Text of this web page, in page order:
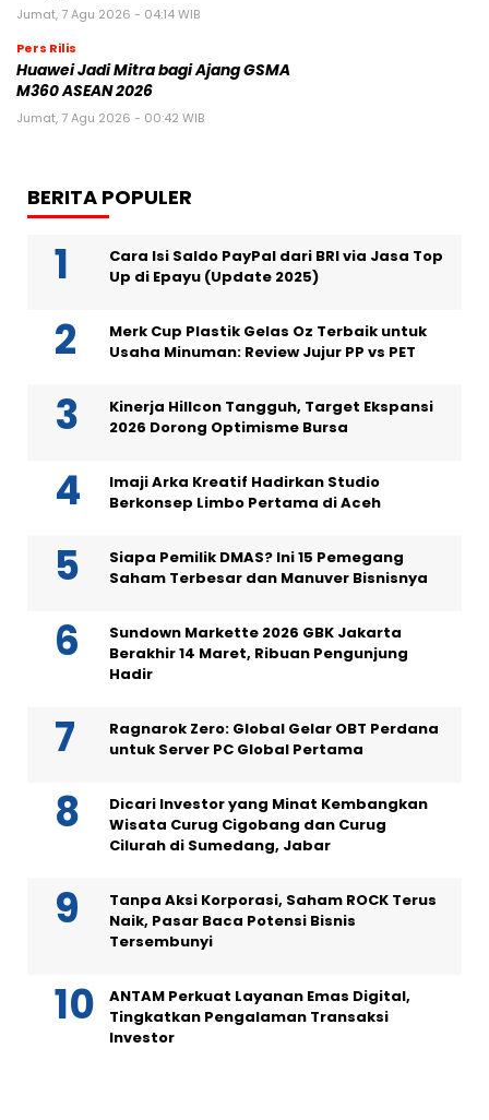
Jumat, 7 Agu 2026 - 04:14 WIB
Pers Rilis
Huawei Jadi Mitra bagi Ajang GSMA
M360 ASEAN 2026
Jumat, 7 Agu 2026 - 00:42 WIB
BERITA POPULER
Cara Isi Saldo PayPal dari BRI via Jasa Top
Up di Epayu (Update 2025)
Merk Cup Plastik Gelas Oz Terbaik untuk
Usaha Minuman: Review Jujur PP vs PET
Kinerja Hillcon Tangguh, Target Ekspansi
2026 Dorong Optimisme Bursa
Imaji Arka Kreatif Hadirkan Studio
Berkonsep Limbo Pertama di Aceh
Siapa Pemilik DMAS? Ini 15 Pemegang
Saham Terbesar dan Manuver Bisnisnya
Sundown Markette 2026 GBK Jakarta
Berakhir 14 Maret, Ribuan Pengunjung
Hadir
Ragnarok Zero: Global Gelar OBT Perdana
untuk Server PC Global Pertama
Dicari Investor yang Minat Kembangkan
Wisata Curug Cigobang dan Curug
Cilurah di Sumedang, Jabar
Tanpa Aksi Korporasi, Saham ROCK Terus
Naik, Pasar Baca Potensi Bisnis
Tersembunyi
ANTAM Perkuat Layanan Emas Digital,
Tingkatkan Pengalaman Transaksi
Investor